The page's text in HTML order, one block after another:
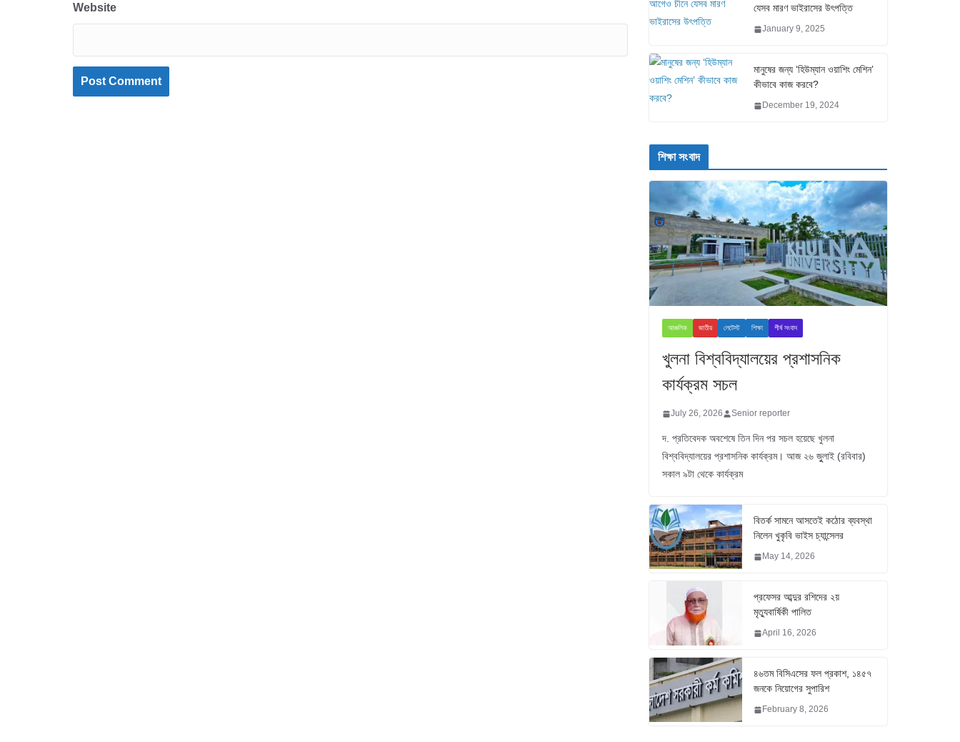
Website
যেসব মারণ ভাইরাসের উৎপত্তি
January 9, 2025
মানুষের জন্য ‘হিউম্যান ওয়াশিং মেশিন’
কীভাবে কাজ করবে?
December 19, 2024
শিক্ষা সংবাদ
আঞ্চলিক জাতীয় লেটেস্ট শিক্ষা শীর্ষ সংবাদ
খুলনা বিশ্ববিদ্যালয়ের প্রশাসনিক
কার্যক্রম সচল
July 26, 2026 Senior reporter
দ. প্রতিবেদক অবশেষে তিন দিন পর সচল হয়েছে খুলনা
বিশ্ববিদ্যালয়ের প্রশাসনিক কার্যক্রম। আজ ২৬ জুুলাই (রবিবার)
সকাল ৯টা থেকে কার্যক্রম
বিতর্ক সামনে আসতেই কঠোর ব্যবস্থা
নিলেন খুকৃবি ভাইস চ্যান্সেলর
May 14, 2026
প্রফেসর আব্দুর রশিদের ২য়
মৃত্যুবার্ষিকী পালিত
April 16, 2026
৪৬তম বিসিএসের ফল প্রকাশ, ১৪৫৭
জনকে নিয়োগের সুপারিশ
February 8, 2026